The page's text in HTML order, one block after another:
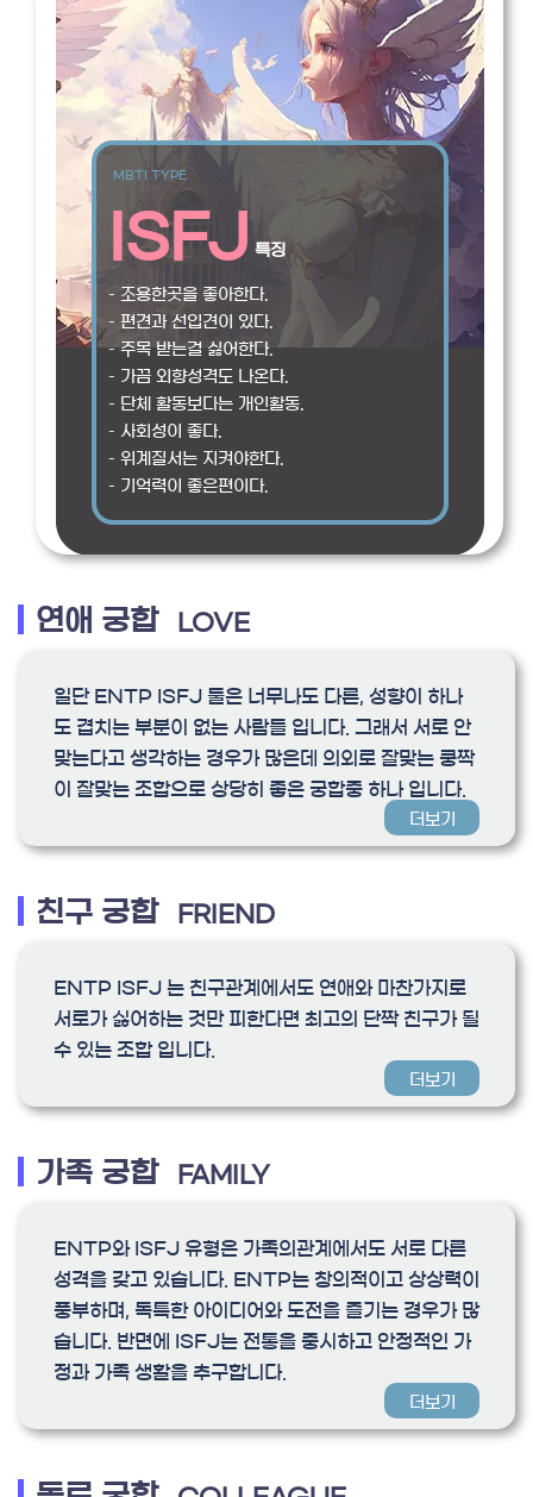
MBTI TYPE
ISFJ 특징
– 조용한곳을 좋아한다.
– 편견과 선입견이 있다.
– 주목 받는걸 싫어한다.
– 가끔 외향성격도 나온다.
– 단체 활동보다는 개인활동.
– 사회성이 좋다.
– 위계질서는 지켜야한다.
– 기억력이 좋은편이다.
연애 궁합 LOVE
일단 ENTP ISFJ 둘은 너무나도 다른, 성향이 하나
도 겹치는 부분이 없는 사람들 입니다. 그래서 서로 안
맞는다고 생각하는 경우가 많은데 의외로 잘맞는 쿵짝
이 잘맞는 조합으로 상당히 좋은 궁합중 하나 입니다.
더보기
친구 궁합 FRIEND
ENTP ISFJ 는 친구관계에서도 연애와 마찬가지로
서로가 싫어하는 것만 피한다면 최고의 단짝 친구가 될
수 있는 조합 입니다.
더보기
가족 궁합 FAMILY
ENTP와 ISFJ 유형은 가족의관계에서도 서로 다른
성격을 갖고 있습니다. ENTP는 창의적이고 상상력이
풍부하며, 독특한 아이디어와 도전을 즐기는 경우가 많
습니다. 반면에 ISFJ는 전통을 중시하고 안정적인 가
정과 가족 생활을 추구합니다.
더보기